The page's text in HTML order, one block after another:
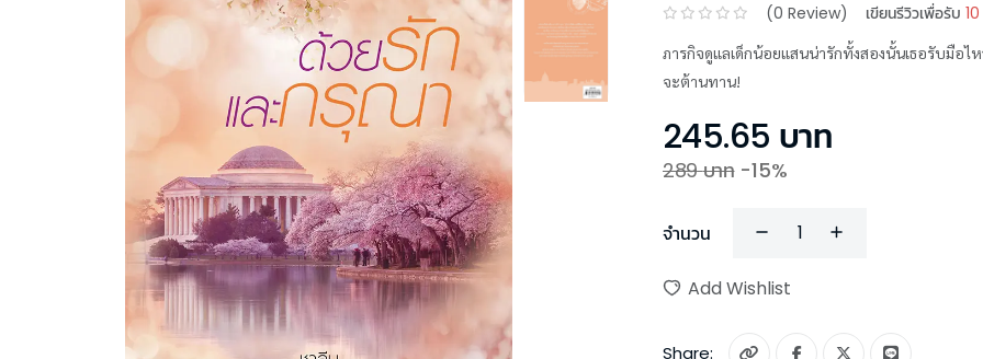
(0 Review) เขียนรีวิวเพื่อรับ
ภารกิจดูแลเด็กน้อยแสนน่ารักทั้งสองนั้นเธอรับมือ
จะต้านทาน!
245.65 บาท
289บาท -15%
จำนวน
Add Wishlist
Share: